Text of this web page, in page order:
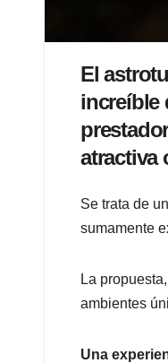
El
increíble
atractiva
Se trata de
sumamente
La
ambientes
Una